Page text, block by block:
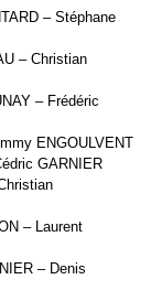
– Stéphane
– Christian
– Frédéric
ENGOULVENT
GARNIER
– Laurent
– Denis